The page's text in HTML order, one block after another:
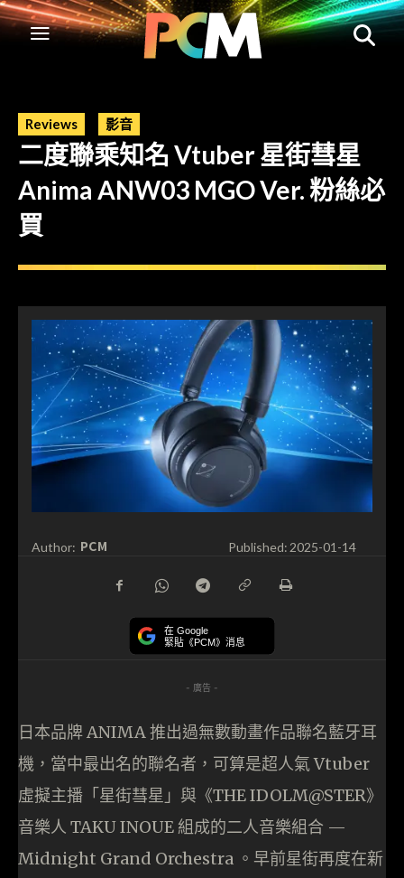
Reviews 影音
二度聯乘知名 Vtuber 星街彗星
Anima ANW03 MGO Ver. 粉絲必
買
Author: PCM Published: 2025-01-14
在 Google
緊貼《PCM》消息
- 廣告 -
日本品牌 ANIMA 推出過無數動畫作品聯名藍牙耳
機，當中最出名的聯名者，可算是超人氣 Vtuber
虛擬主播「星街彗星」與《THE IDOLM@STER》
音樂人 TAKU INOUE 組成的二人音樂組合 —
Midnight Grand Orchestra 。早前星街再度在新